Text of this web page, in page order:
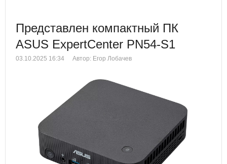
Представлен компактный ПК
ASUS ExpertCenter PN54-S1
03.10.2025 16:34 Автор: Егор Лобачев